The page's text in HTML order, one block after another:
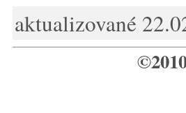
aktualizované